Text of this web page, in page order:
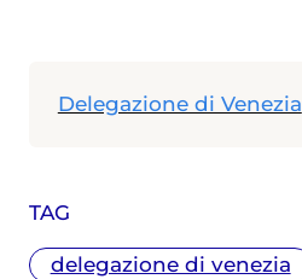
TAG
delegazione di venezia
Delegazione di Venezia